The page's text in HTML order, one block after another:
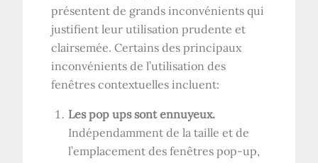
présentent de grands inconvénients qui
justifient leur utilisation prudente et
clairsemée. Certains des principaux
inconvénients de l’utilisation des
fenêtres contextuelles incluent:
Les pop ups sont ennuyeux.
Indépendamment de la taille et de
l’emplacement des fenêtres pop-up,